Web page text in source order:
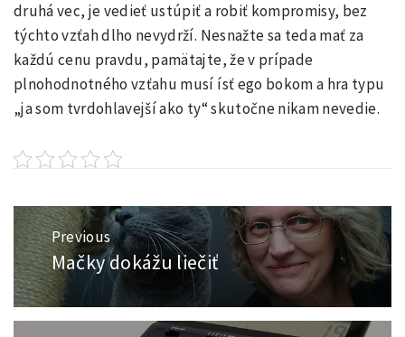
druhá vec, je vedieť ustúpiť a robiť kompromisy, bez
týchto vzťah dlho nevydrží. Nesnažte sa teda mať za
každú cenu pravdu, pamätajte, že v prípade
plnohodnotného vzťahu musí ísť ego bokom a hra typu
„ja som tvrdohlavejší ako ty“ skutočne nikam nevedie.
Navigace
pro
příspěvek
Previous
Previous
post:
Mačky dokážu liečiť